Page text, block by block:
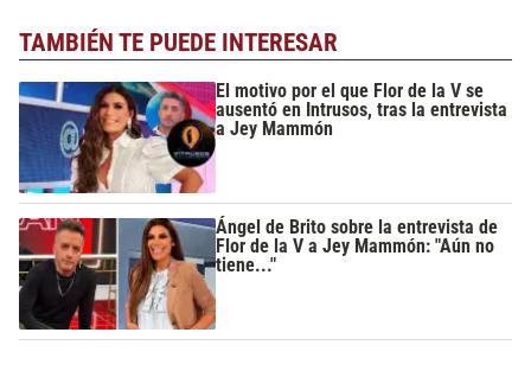
TAMBIÉN TE PUEDE INTERESAR
El motivo por el que Flor de la V se
ausentó en Intrusos, tras la entrevista
a Jey Mammón
Ángel de Brito sobre la entrevista de
Flor de la V a Jey Mammón: "Aún no
tiene..."